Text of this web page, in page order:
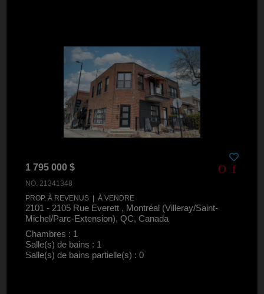
1 795 000 $
NO. 21341348
PROP. À REVENUS | À VENDRE
2101 - 2105 Rue Everett , Montréal (Villeray/Saint-
Michel/Parc-Extension), QC, Canada
Chambres : 1
Salle(s) de bains : 1
Salle(s) de bains partielle(s) : 0